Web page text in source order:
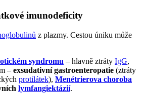
imunodeficity
z plazmy. Cestou úniku může
syndromu – hlavně ztráty IgG,
– exsudativní gastroenteropatie (ztráty
protilátek), Menétrierova choroba
lymfangiektázií.